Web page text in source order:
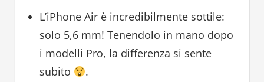
L’iPhone Air è incredibilmente sottile:
solo 5,6 mm! Tenendolo in mano dopo
i modelli Pro, la differenza si sente
subito
.